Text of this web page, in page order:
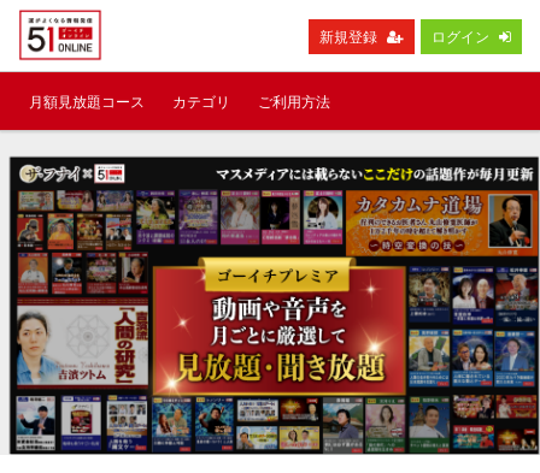
新規登録 ログイン
月額見放題コース カテゴリ ご利用方法